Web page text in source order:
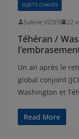
SUJETS CHAUDS
Solène VIZIER 22
Téhéran /
Un an après le
global conjoint
Washington et
Read More